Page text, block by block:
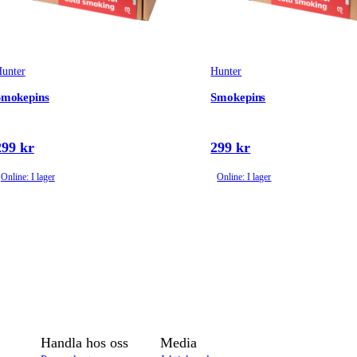
kr
Online: I lager
Hunter
Smokepins
299 kr
Online: I lager
Handla hos oss Media